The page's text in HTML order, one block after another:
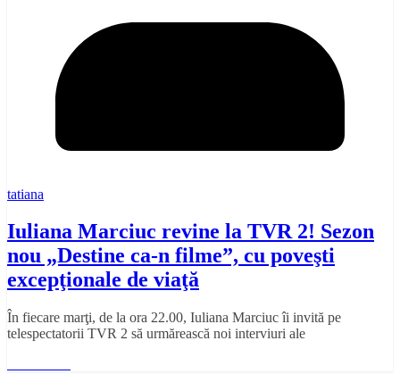
tatiana
Iuliana Marciuc revine la TVR 2! Sezon
nou „Destine ca-n filme”, cu poveşti
excepţionale de viaţă
În fiecare marţi, de la ora 22.00, Iuliana Marciuc îi invită pe
telespectatorii TVR 2 să urmărească noi interviuri ale